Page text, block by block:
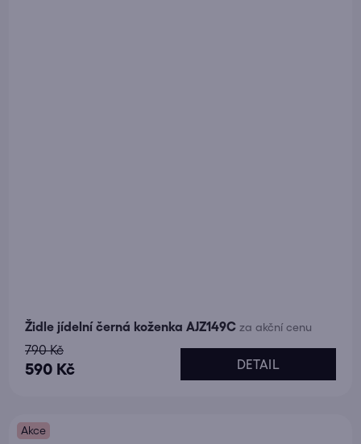
Židle jídelní černá koženka AJZ149C za akční cenu
590 Kč
790 Kč
DETAIL
Akce